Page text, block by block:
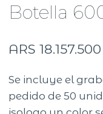
Botella
ARS 18.157.500
Se incluye el
pedido de 50